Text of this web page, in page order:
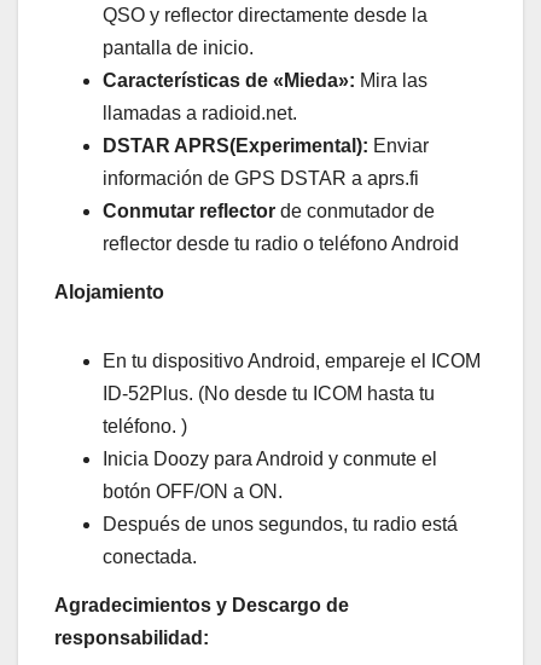
QSO y reflector directamente desde la
pantalla de inicio.
Características de «Mieda»: Mira las
llamadas a radioid.net.
DSTAR APRS(Experimental): Enviar
información de GPS DSTAR a aprs.fi
Conmutar reflector de conmutador de
reflector desde tu radio o teléfono Android
Alojamiento
En tu dispositivo Android, empareje el ICOM
ID-52Plus. (No desde tu ICOM hasta tu
teléfono. )
Inicia Doozy para Android y conmute el
botón OFF/ON a ON.
Después de unos segundos, tu radio está
conectada.
Agradecimientos y Descargo de
responsabilidad: